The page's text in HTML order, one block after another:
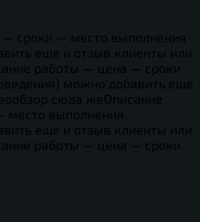
сроки — место выполнения
еще и отзыв клиенты или
работы — цена — сроки
можно добавить еще
сюда жеОписание
выполнения
еще и отзыв клиенты или
работы — цена — сроки